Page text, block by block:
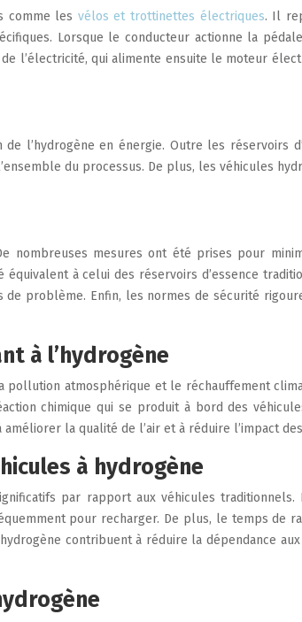
comme les vélos et trottinettes électriques. Il
Lorsque le conducteur actionne la
l’électricité, qui alimente ensuite le moteur
l’hydrogène en énergie. Outre les réservoirs
du processus. De plus, les véhicules
mesures ont été prises pour
à celui des réservoirs d’essence
problème. Enfin, les normes de sécurité
à l’hydrogène
atmosphérique et le réchauffement
chimique qui se produit à bord des
la qualité de l’air et à réduire l’impact
à hydrogène
par rapport aux véhicules
pour recharger. De plus, le temps de
contribuent à réduire la dépendance